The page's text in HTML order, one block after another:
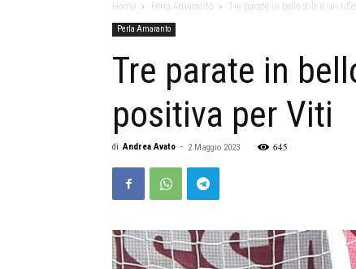
Home Perla Amaranto Tre parate in bello stile e un
Perla Amaranto
Tre parate in
positiva per Viti
di Andrea Avato - 2 Maggio 2023 645